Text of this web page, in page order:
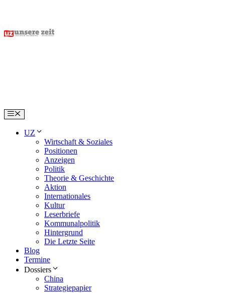
content
Menu
UZ
Wirtschaft & Soziales
Positionen
Anzeigen
Politik
Theorie & Geschichte
Aktion
Internationales
Kultur
Leserbriefe
Kommunalpolitik
Hintergrund
Die Letzte Seite
Blog
Termine
Dossiers
China
Strategiepapier